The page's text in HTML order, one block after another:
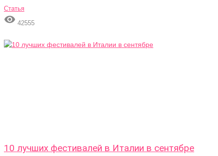
Статья
 42555
10 лучших фестивалей в Италии в сентябре